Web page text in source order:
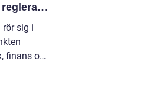
reglerad
rör sig i
finans och
är
ställer